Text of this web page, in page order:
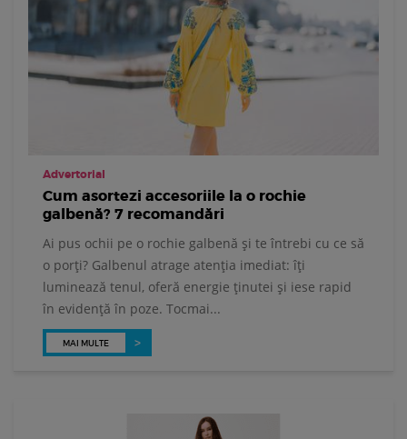
Advertorial
Cum asortezi accesoriile la o rochie
galbenă? 7 recomandări
Ai pus ochii pe o rochie galbenă și te întrebi cu ce să
o porți? Galbenul atrage atenția imediat: îți
luminează tenul, oferă energie ținutei și iese rapid
în evidență în poze. Tocmai...
MAI MULTE